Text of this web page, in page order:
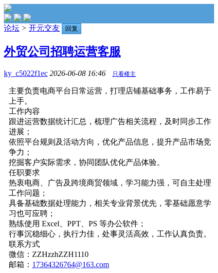
论坛 > 开元交友 回复
外贸公司招聘运营客服
ky_c5022f1ec 2026-06-08 16:46 只看楼主
主要负责电商平台日常运营，打理店铺基础事务，工作易于
上手。
工作内容
跟进运营数据统计汇总，梳理广告相关流程，及时同步工作
进展；
依照平台规则及活动方向，优化产品信息，提升产品市场竞
争力；
挖掘客户实际需求，协同团队优化产品体验。
任职要求
热衷电商、广告及跨境商贸领域，学习能力强，可自主处理
工作问题；
具备基础数据处理能力，相关专业背景优先，零基础愿意学
习也可应聘；
熟练使用 Excel、PPT、PS 等办公软件；
行事沉稳细心，执行力佳，处事灵活高效，工作认真负责。
联系方式
微信：ZZHzzhZZH1110
邮箱： 17364326764@163.com